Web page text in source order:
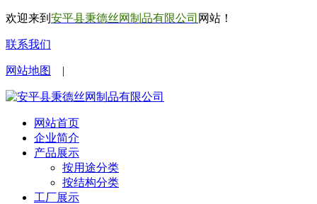
欢迎来到 安平县秉德丝网制品有限公司 网站！
联系我们
网站地图 |
网站首页
企业简介
产品展示
按用途分类
按结构分类
工厂展示